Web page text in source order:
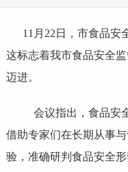
11月22日，市食品安
这标志着我市食品安全
迈进。
会议指出，食品安全
借助专家们在长期从事
验，准确研判食品安全